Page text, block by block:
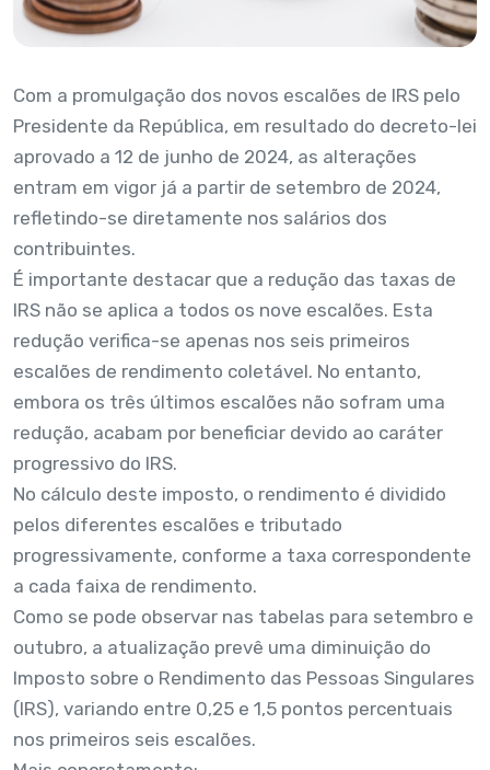
Com a promulgação dos novos escalões de IRS pelo
Presidente da República, em resultado do decreto-lei
aprovado a 12 de junho de 2024, as alterações
entram em vigor já a partir de setembro de 2024,
refletindo-se diretamente nos salários dos
contribuintes.
É importante destacar que a redução das taxas de
IRS não se aplica a todos os nove escalões. Esta
redução verifica-se apenas nos seis primeiros
escalões de rendimento coletável. No entanto,
embora os três últimos escalões não sofram uma
redução, acabam por beneficiar devido ao caráter
progressivo do IRS.
No cálculo deste imposto, o rendimento é dividido
pelos diferentes escalões e tributado
progressivamente, conforme a taxa correspondente
a cada faixa de rendimento.
Como se pode observar nas tabelas para setembro e
outubro, a atualização prevê uma diminuição do
Imposto sobre o Rendimento das Pessoas Singulares
(IRS), variando entre 0,25 e 1,5 pontos percentuais
nos primeiros seis escalões.